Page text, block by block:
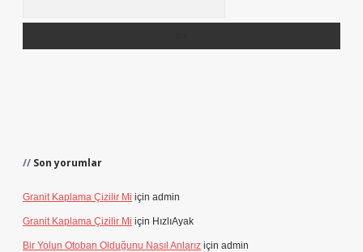
Son yorumlar
Granit Kaplama Çizilir Mi için admin
Granit Kaplama Çizilir Mi için HızlıAyak
Bir Yolun Otoban Olduğunu Nasıl Anlarız için admin